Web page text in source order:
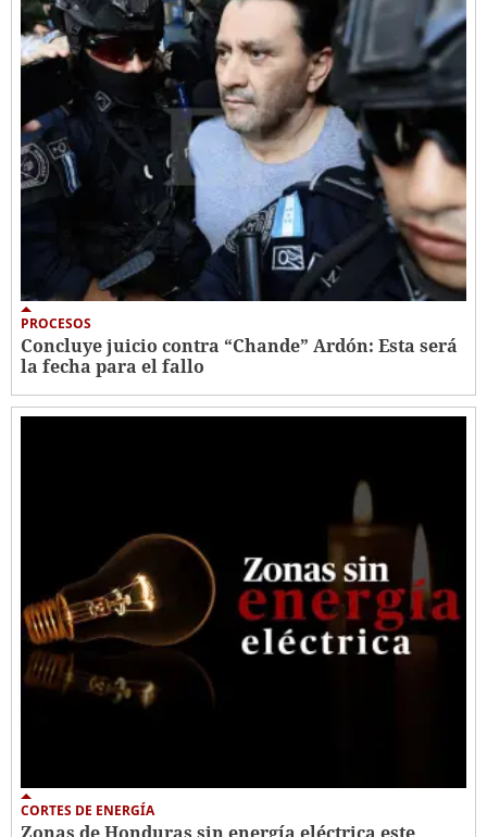
PROCESOS
Concluye juicio contra “Chande” Ardón: Esta será
la fecha para el fallo
CORTES DE ENERGÍA